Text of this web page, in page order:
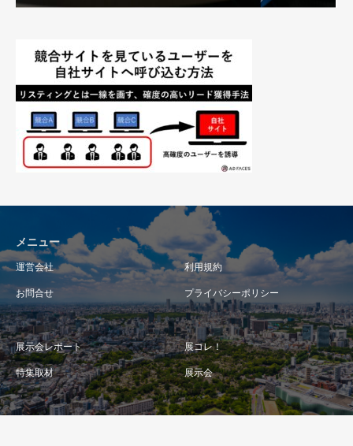
メニュー
運営会社 利用規約
お問合せ プライバシーポリシー
展示会レポート 展コレ！
特集取材 展示会